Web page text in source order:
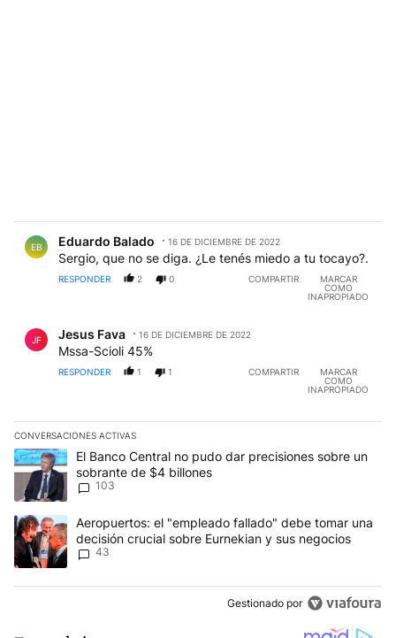
EB Eduardo Balado 16 DE DICIEMBRE DE 2022
Sergio, que no se diga. ¿Le tenés miedo a tu tocayo?.
RESPONDER 2 0 COMPARTIR
MARCAR
COMO
INAPROPIADO
JF Jesus Fava 16 DE DICIEMBRE DE 2022
Mssa-Scioli 45%
RESPONDER 1 1 COMPARTIR
MARCAR
COMO
INAPROPIADO
CONVERSACIONES ACTIVAS
Este listado muestra los artículos con más comentarios en los
Un artículo de tendencia con el título "El Banco Central no pudo
El Banco Central no pudo dar precisiones sobre un
sobrante de $4 billones
103
Un artículo de tendencia con el título "Aeropuertos: el
Aeropuertos: el "empleado fallado" debe tomar una
decisión crucial sobre Eurnekian y sus negocios
43
Gestionado por